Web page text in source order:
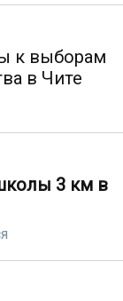
к выборам
в Чите
3 км в